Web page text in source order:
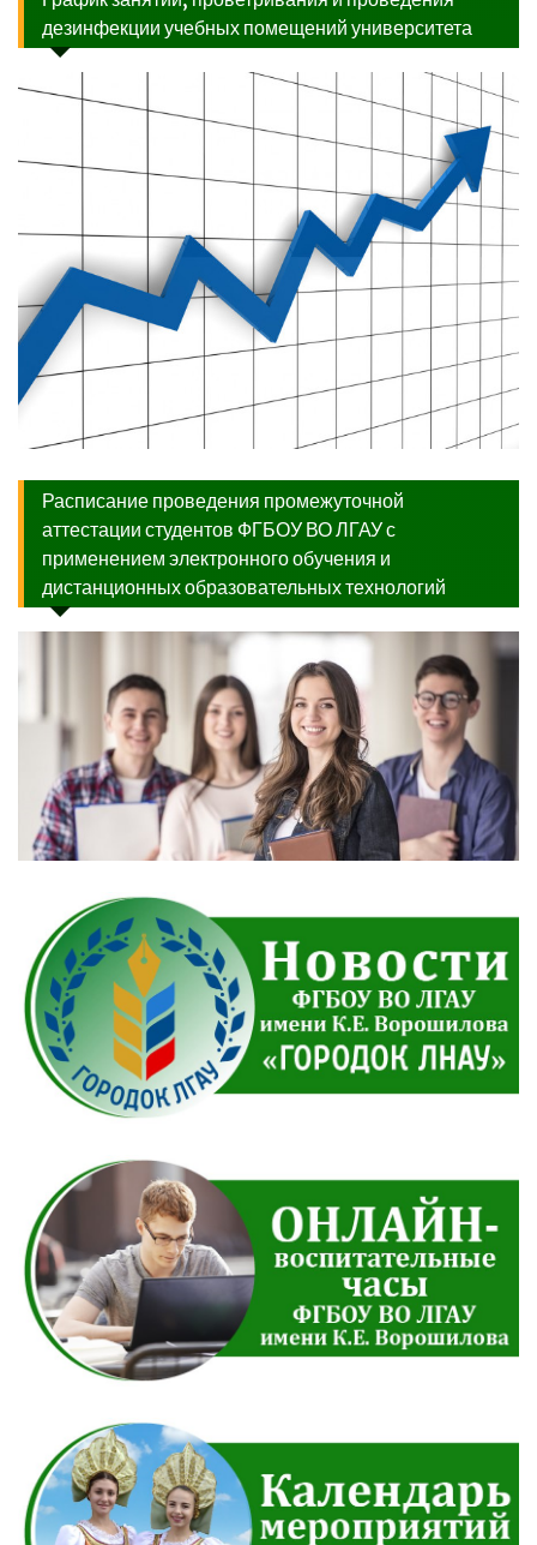
дезинфекции учебных помещений университета
Расписание проведения промежуточной
аттестации студентов ФГБОУ ВО ЛГАУ с
применением электронного обучения и
дистанционных образовательных технологий